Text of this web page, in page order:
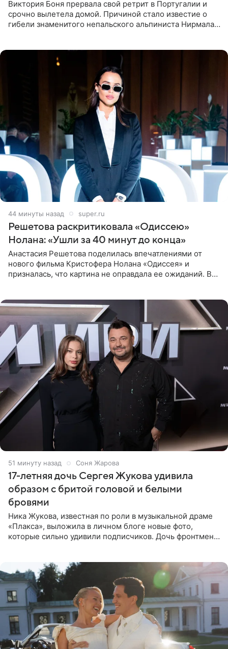
Виктория Боня прервала свой ретрит в Португалии и
срочно вылетела домой. Причиной стало известие о
гибели знаменитого непальского альпиниста Нирмала
44 минуты назад super.ru
Решетова раскритиковала «Одиссею»
Нолана: «Ушли за 40 минут до конца»
Анастасия Решетова поделилась впечатлениями от
нового фильма Кристофера Нолана «Одиссея» и
призналась, что картина не оправдала ее ожиданий. В
51 минуту назад Соня Жарова
17-летняя дочь Сергея Жукова удивила
образом с бритой головой и белыми
бровями
Ника Жукова, известная по роли в музыкальной драме
«Плакса», выложила в личном блоге новые фото,
которые сильно удивили подписчиков. Дочь фронтмена